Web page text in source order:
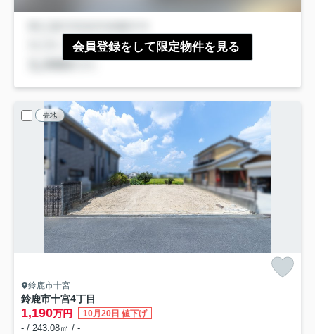
会員登録をして限定物件を見る
売地
鈴鹿市十宮
鈴鹿市十宮4丁目
1,190万円 10月20日 値下げ
- / 243.08㎡ / -